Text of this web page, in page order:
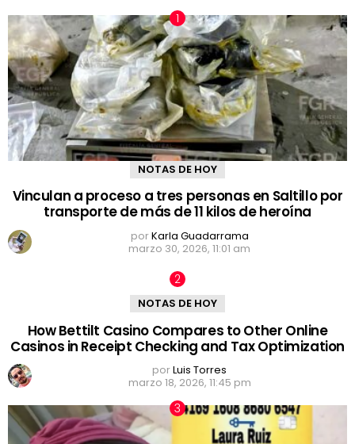
NOTAS DE HOY
Vinculan a proceso a tres personas en Saltillo por
transporte de más de 11 kilos de heroína
porKarla Guadarrama
marzo 30, 2026, 11:01 am
NOTAS DE HOY
How Bettilt Casino Compares to Other Online
Casinos in Receipt Checking and Tax Optimization
porLuis Torres
marzo 18, 2026, 11:45 pm